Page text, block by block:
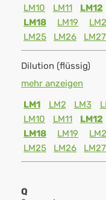
LM10
LM11 LM12
LM18
LM19
LM25
LM26 LM27
Dilution (flüssig)
mehr anzeigen
LM1
LM2 LM3
LM10
LM11 LM12
LM18
LM19
LM25
LM26 LM27
Q